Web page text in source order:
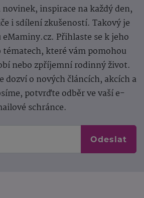
inspirace na každý den,
i sdílení zkušeností. Takový je
Přihlaste se k jeho
tématech, které vám pomohou
nebo zpříjemní rodinný život.
dozví o nových článcích, akcích a
potvrďte odběr ve vaší e-
schránce.
Odeslat